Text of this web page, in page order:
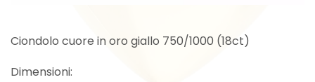
Ciondolo cuore in oro giallo 750/1000 (18ct)
Dimensioni: